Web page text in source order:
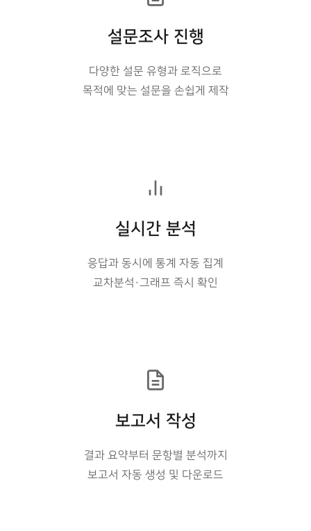
설문조사 진행
다양한 설문 유형과 로직으로
목적에 맞는 설문을 손쉽게 제작
실시간 분석
응답과 동시에 통계 자동 집계
교차분석·그래프 즉시 확인
보고서 작성
결과 요약부터 문항별 분석까지
보고서 자동 생성 및 다운로드